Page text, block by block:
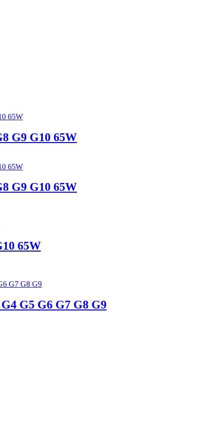
G9 G10 65W
G9 G10 65W
65W
G5 G6 G7 G8 G9